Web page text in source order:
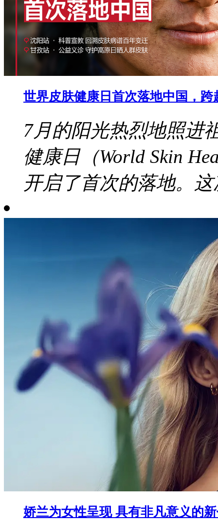
世界皮肤健康日首次落地中国，
7月的阳光热烈地照进
健康日（World Skin
开启了首次的落地。这
娇兰为女性呈现 具有非凡意义的